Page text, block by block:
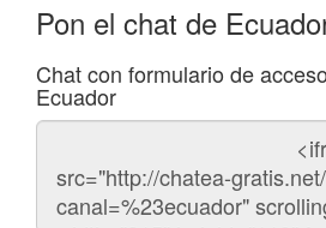
Pon el chat de
Chat con formulario de
Ecuador
Código
chat